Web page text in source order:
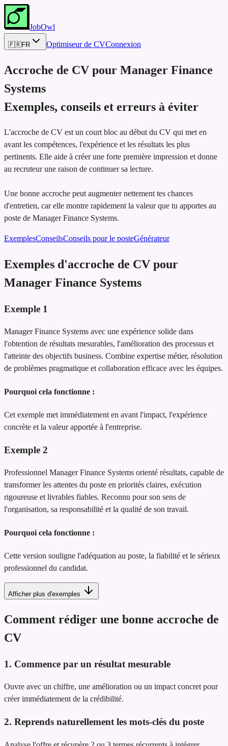
JobOwl
🇫🇷FR Optimiseur de CVConnexion
Accroche de CV pour Manager Finance
Systems
Exemples, conseils et erreurs à éviter
L'accroche de CV est un court bloc au début du CV qui met en
avant les compétences, l'expérience et les résultats les plus
pertinents. Elle aide à créer une forte première impression et donne
au recruteur une raison de continuer sa lecture.
Une bonne accroche peut augmenter nettement tes chances
d'entretien, car elle montre rapidement la valeur que tu apportes au
poste de Manager Finance Systems.
ExemplesConseilsConseils pour le posteGénérateur
Exemples d'accroche de CV pour
Manager Finance Systems
Exemple 1
Manager Finance Systems avec une expérience solide dans
l'obtention de résultats mesurables, l'amélioration des processus et
l'atteinte des objectifs business. Combine expertise métier, résolution
de problèmes pragmatique et collaboration efficace avec les équipes.
Pourquoi cela fonctionne :
Cet exemple met immédiatement en avant l'impact, l'expérience
concrète et la valeur apportée à l'entreprise.
Exemple 2
Professionnel Manager Finance Systems orienté résultats, capable de
transformer les attentes du poste en priorités claires, exécution
rigoureuse et livrables fiables. Reconnu pour son sens de
l'organisation, sa responsabilité et la qualité de son travail.
Pourquoi cela fonctionne :
Cette version souligne l'adéquation au poste, la fiabilité et le sérieux
professionnel du candidat.
Afficher plus d'exemples
Comment rédiger une bonne accroche de
CV
1. Commence par un résultat mesurable
Ouvre avec un chiffre, une amélioration ou un impact concret pour
créer immédiatement de la crédibilité.
2. Reprends naturellement les mots-clés du poste